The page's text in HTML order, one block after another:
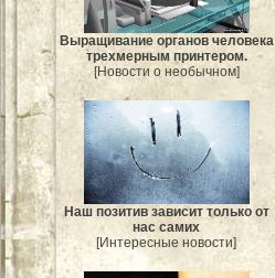
Выращивание органов человека
трехмерным принтером.
[Новости о необычном]
Наш позитив зависит только от
нас самих
[Интересные новости]